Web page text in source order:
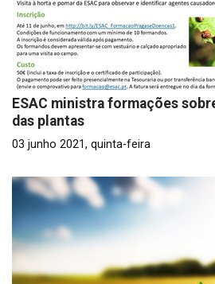
ESAC ministra formações
das plantas
03 junho 2021, quinta-feira